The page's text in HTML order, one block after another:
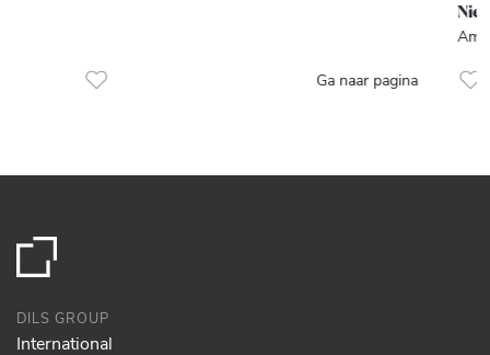
Ga naar pagina
DILS GROUP
International